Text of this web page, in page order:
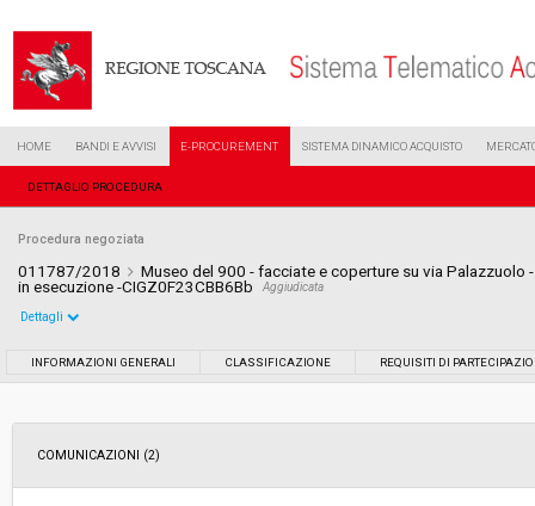
HOME BANDI E AVVISI E-PROCUREMENT SISTEMA DINAMICO ACQUISTO
DETTAGLIO PROCEDURA
Procedura negoziata
011787/2018
Museo del 900 - facciate e coperture su via Palazzuolo
in esecuzione -CIGZ0F23CBB6Bb
Aggiudicata
Data pubblicazione:
Dettagli
INFORMAZIONI GENERALI CLASSIFICAZIONE REQUISITI DI
COMUNICAZIONI (2)